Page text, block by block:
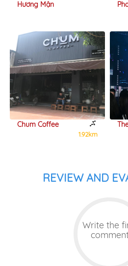
Hương Mận
Chum Coffee
1.92km
REVIEW AND
Write the